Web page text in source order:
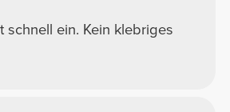
schnell ein. Kein klebriges